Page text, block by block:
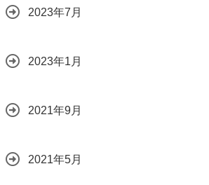
2023年7月
2023年1月
2021年9月
2021年5月